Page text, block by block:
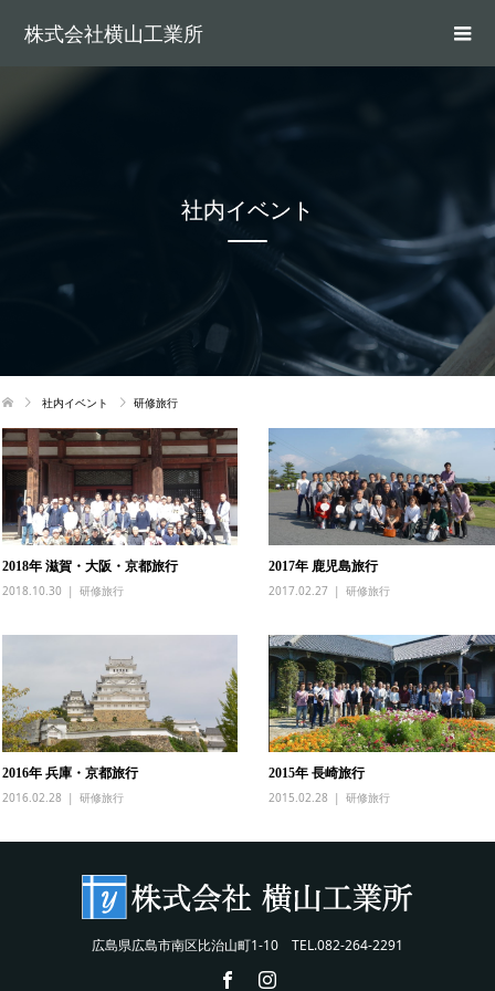
株式会社横山工業所
社内イベント
社内イベント 研修旅行
2018年 滋賀・大阪・京都旅行
2018.10.30
研修旅行
2017年 鹿児島旅行
2017.02.27
研修旅行
2016年 兵庫・京都旅行
2016.02.28
研修旅行
2015年 長崎旅行
2015.02.28
研修旅行
広島県広島市南区比治山町1-10 TEL.082-264-2291